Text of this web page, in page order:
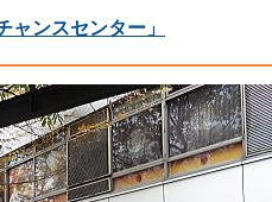
ャンスセンター」